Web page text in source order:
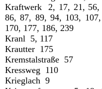
Kraftwerk 2, 17, 21, 56,
86, 87, 89, 94, 103,
170, 177, 186, 239
Kranl 5, 117
Krautter 175
Kremstalstraße 57
Kressweg 110
Krieglach 9